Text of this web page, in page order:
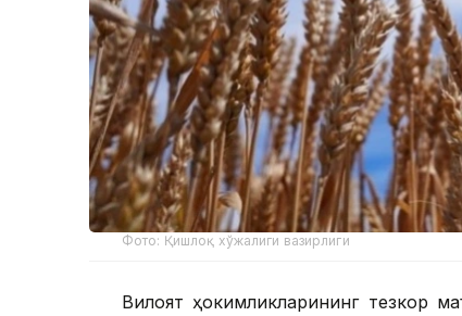
Фото: Қишлоқ хўжалиги вазирлиги
Вилоят ҳокимликларининг тезкор